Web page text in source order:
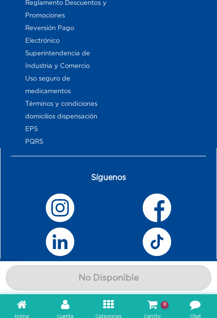
No Disponible
Reglamento Descuentos y
Promociones
Reversión Pago
Electrónico
Superintendencia de
Industria y Comercio
Uso seguro de
medicamentos
Términos y condiciones
domicilios dispensación
EPS
PQRS
Síguenos
Home Cuenta Categorias
0
Carrito Chat